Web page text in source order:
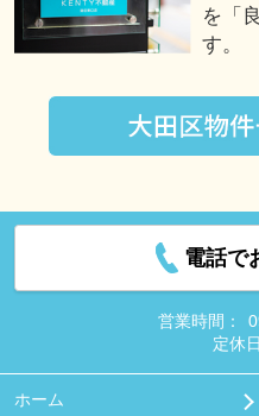
を「
す。
電話で
営業時間：
定休
ホーム